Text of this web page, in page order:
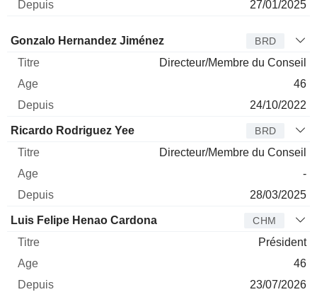
27/01/2025
Administrateur Titre Age Depuis
Gonzalo Hernandez Jiménez BRD
Directeur/Membre du Conseil
46
24/10/2022
Ricardo Rodriguez Yee BRD
Directeur/Membre du Conseil
-
28/03/2025
Luis Felipe Henao Cardona CHM
Président
46
23/07/2026